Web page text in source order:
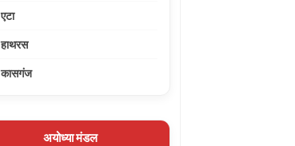
एटा
हाथरस
कासगंज
अयोध्या मंडल